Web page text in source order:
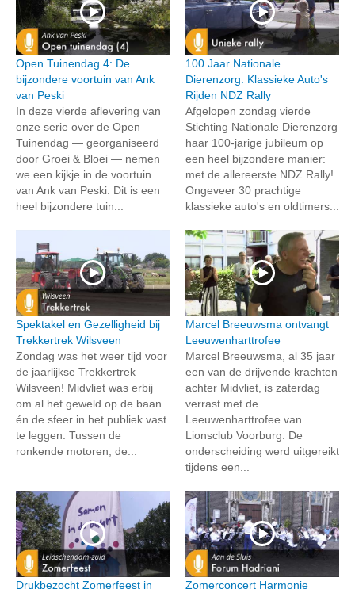
Open Tuinendag 4: De
bijzondere voortuin van Ank
van Peski
In deze vierde aflevering van
onze serie over de Open
Tuinendag — georganiseerd
door Groei & Bloei — nemen
we een kijkje in de voortuin
van Ank van Peski. Dit is een
heel bijzondere tuin...
100 Jaar Nationale
Dierenzorg: Klassieke Auto's
Rijden NDZ Rally
Afgelopen zondag vierde
Stichting Nationale Dierenzorg
haar 100-jarige jubileum op
een heel bijzondere manier:
met de allereerste NDZ Rally!
Ongeveer 30 prachtige
klassieke auto's en oldtimers...
Spektakel en Gezelligheid bij
Trekkertrek Wilsveen
Zondag was het weer tijd voor
de jaarlijkse Trekkertrek
Wilsveen! Midvliet was erbij
om al het geweld op de baan
én de sfeer in het publiek vast
te leggen. Tussen de
ronkende motoren, de...
Marcel Breeuwsma ontvangt
Leeuwenharttrofee
Marcel Breeuwsma, al 35 jaar
een van de drijvende krachten
achter Midvliet, is zaterdag
verrast met de
Leeuwenharttrofee van
Lionsclub Voorburg. De
onderscheiding werd uitgereikt
tijdens een...
Drukbezocht Zomerfeest in
Zomerconcert Harmonie